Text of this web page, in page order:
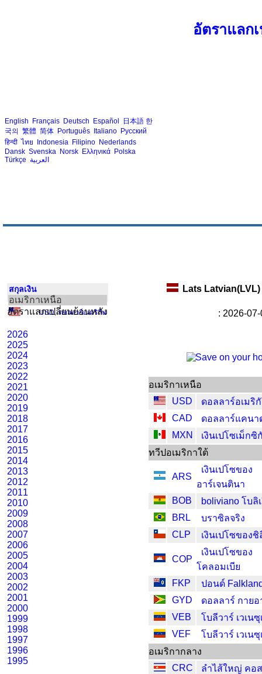
อัตราแลก
English Français Deutsch Español 日本語 한
국의 繁體 简体 Português Italiano Русский
हिन्दी ไทย Indonesia Filipino Nederlands
Dansk Svenska Norsk Ελληνικά Polska
Türkçe العربية
สกุลเงิน
อเมริกาเหนือ
USD ดอลลาร์อเมริกัน
อัตราแลกเปลี่ยนย้อนหลัง
2026
2025
2024
2023
2022
2021
2020
2019
2018
2017
2016
2015
2014
2013
2012
2011
2010
2009
2008
2007
2006
2005
2004
2003
2002
2001
2000
1999
1998
1997
1996
1995
Lats Latvian(LVL)
: 2026-
อเมริกาเหนือ
USD
ดอลลาร์อเมริ
CAD
ดอลลาร์แคนา
MXN
เงินเปโซเม็กซิ
ทวีปอเมริกาใต้
ARS
เงินเปโซของ
อาร์เจนตินา
BOB
boliviano โบลิ
BRL
บราซิลจริง
CLP
เงินเปโซของชิ
COP
เงินเปโซของ
โคลอมเบีย
FKP
ปอนด์
GYD
ดอลลาร์ กาย
VEB
โบลีวาร์ เวเนซุ
VEF
โบลีวาร์ เวเนซุ
อเมริกากลาง
CRC
ลำไส้ใหญ่ คอ